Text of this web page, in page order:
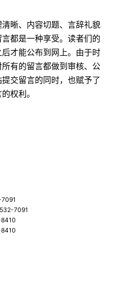
晰、内容切题、言辞礼貌
都是一种享受。读者们的
才能公布到网上。由于时
有的留言都做到审核、公
交留言的同时，也赋予了
权利。
7091